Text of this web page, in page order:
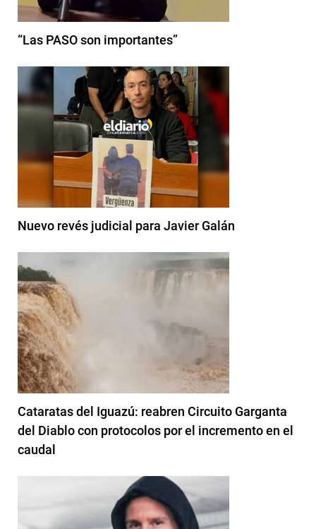
“Las PASO son importantes”
Nuevo revés judicial para Javier Galán
Cataratas del Iguazú: reabren Circuito Garganta
del Diablo con protocolos por el incremento en el
caudal